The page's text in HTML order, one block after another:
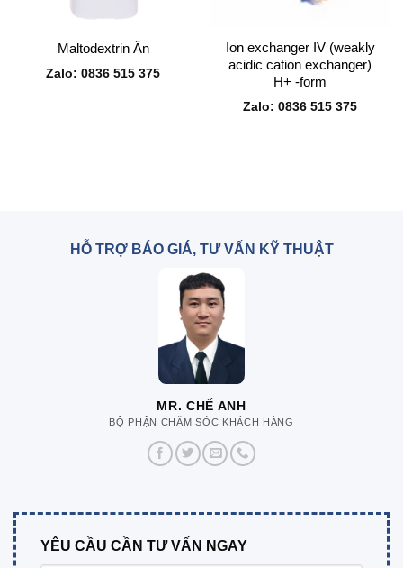
Maltodextrin Ấn
Zalo: 0836 515 375
Ion exchanger IV (weakly
acidic cation exchanger)
H+ -form
Zalo: 0836 515 375
HỖ TRỢ BÁO GIÁ, TƯ VẤN KỸ THUẬT
MR. CHẾ ANH
BỘ PHẬN CHĂM SÓC KHÁCH HÀNG
YÊU CẦU CẦN TƯ VẤN NGAY